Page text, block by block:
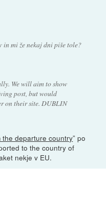
mi že nekaj dni piše tole?
We will aim to show
post, but would
on their site. DUBLIN
the departure country” po
to the country of
nekje v EU.